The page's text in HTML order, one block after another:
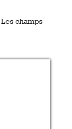
Les champs